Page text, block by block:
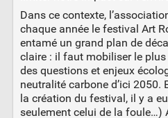
Dans ce contexte,
chaque année le festival Art
entamé un grand plan de
claire : il faut mobiliser le
des questions et enjeux
neutralité carbone d’ici 2050.
la création du festival, il y a
seulement celui de la foule…)